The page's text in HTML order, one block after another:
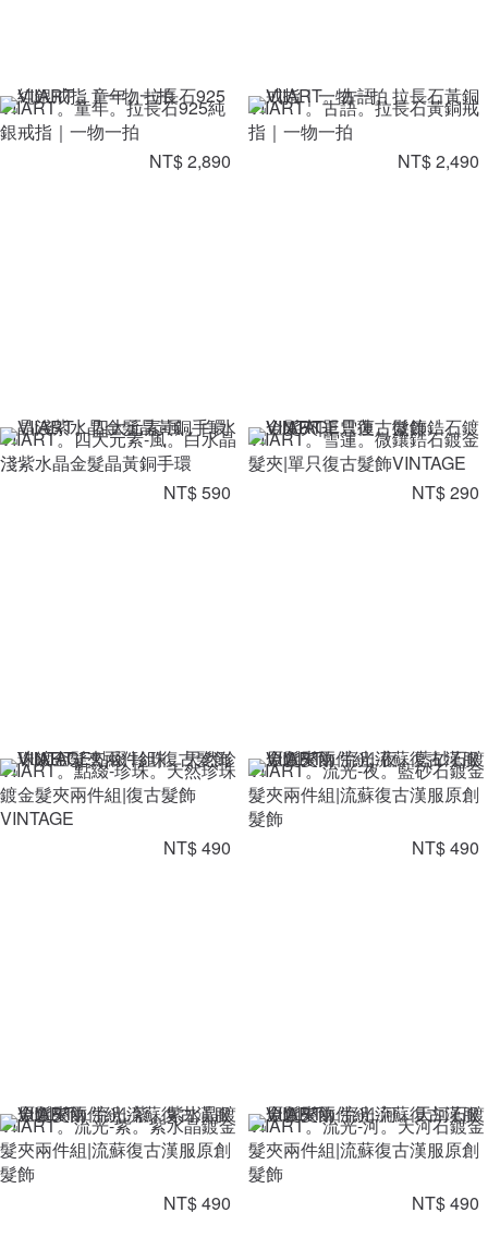
VIIART。童年。拉長石925純
銀戒指｜一物一拍
NT$ 2,890
VIIART。古語。拉長石黃銅戒
指｜一物一拍
NT$ 2,490
VIIART。四大元素-風。白水晶
淺紫水晶金髮晶黃銅手環
NT$ 590
VIIART。雪蓮。微鑲鋯石鍍金
髮夾|單只復古髮飾VINTAGE
NT$ 290
VIIART。點綴-珍珠。天然珍珠
鍍金髮夾兩件組|復古髮飾
VINTAGE
NT$ 490
VIIART。流光-夜。藍砂石鍍金
髮夾兩件組|流蘇復古漢服原創
髮飾
NT$ 490
VIIART。流光-紫。紫水晶鍍金
髮夾兩件組|流蘇復古漢服原創
髮飾
NT$ 490
VIIART。流光-河。天河石鍍金
髮夾兩件組|流蘇復古漢服原創
髮飾
NT$ 490